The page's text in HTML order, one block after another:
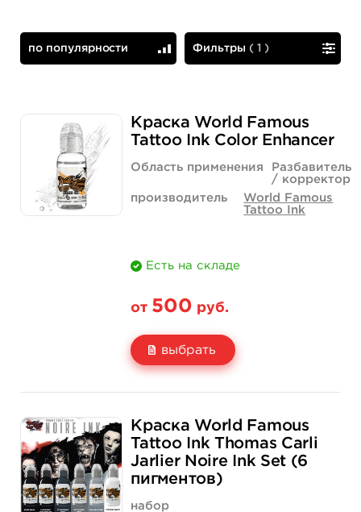
Фильтры (1 )
по популярности
Краска World Famous
Tattoo Ink Color Enhancer
Область применения
Разбавитель
/ корректор
производитель
World Famous
Tattoo Ink
Есть на складе
от 500 руб.
выбрать
Количество
500 руб.
купить
700 руб.
купить
Краска World Famous
Tattoo Ink Thomas Carli
Jarlier Noire Ink Set (6
пигментов)
набор